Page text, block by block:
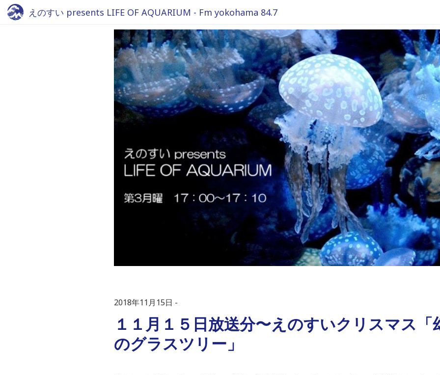
えのすい presents LIFE OF AQUARIUM - Fm yokohama 84.7
2018年11月15日
１１月１５日放送分〜えのすいクリスマス
のグラスツリー」